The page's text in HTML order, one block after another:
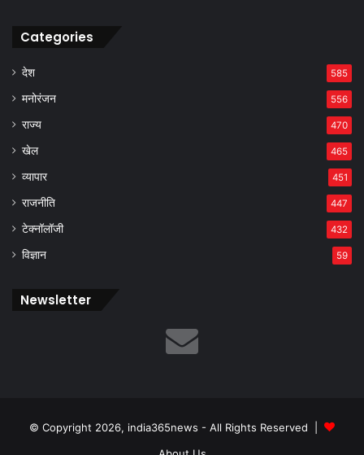
Categories
देश 585
मनोरंजन 556
राज्य 470
खेल 465
व्यापार 451
राजनीति 447
टेक्नॉलॉजी 432
विज्ञान 59
Newsletter
© Copyright 2026, india365news - All Rights Reserved |